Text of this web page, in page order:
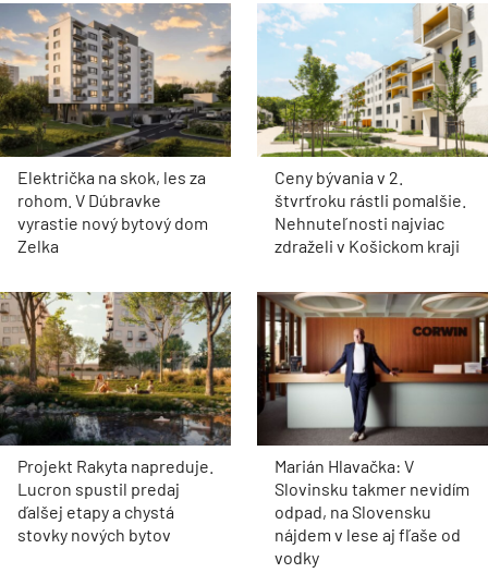
Električka na skok, les za
rohom. V Dúbravke
vyrastie nový bytový dom
Zelka
Ceny bývania v 2.
štvrťroku rástli pomalšie.
Nehnuteľnosti najviac
zdraželi v Košickom kraji
Projekt Rakyta napreduje.
Lucron spustil predaj
ďalšej etapy a chystá
stovky nových bytov
Marián Hlavačka: V
Slovinsku takmer nevidím
odpad, na Slovensku
nájdem v lese aj fľaše od
vodky